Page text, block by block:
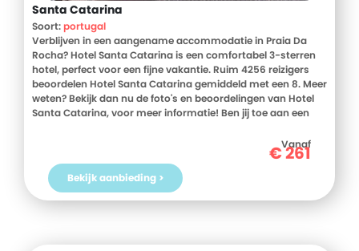
Santa Catarina
Soort:portugal
Verblijven in een aangename accommodatie in Praia Da
Rocha? Hotel Santa Catarina is een comfortabel 3-sterren
hotel, perfect voor een fijne vakantie. Ruim 4256 reizigers
beoordelen Hotel Santa Catarina gemiddeld met een 8. Meer
weten? Bekijk dan nu de foto's en beoordelingen van Hotel
Santa Catarina, voor meer informatie! Ben jij toe aan een
Vanaf
€261
Bekijk aanbieding >